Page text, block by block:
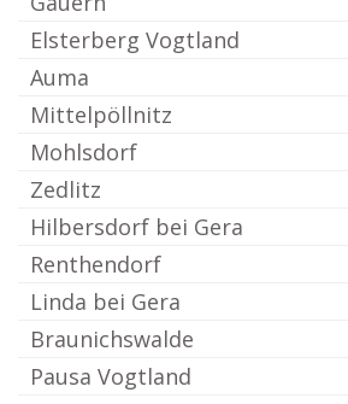
Elsterberg Vogtland
Auma
Mittelpöllnitz
Mohlsdorf
Zedlitz
Hilbersdorf bei Gera
Renthendorf
Linda bei Gera
Braunichswalde
Pausa Vogtland